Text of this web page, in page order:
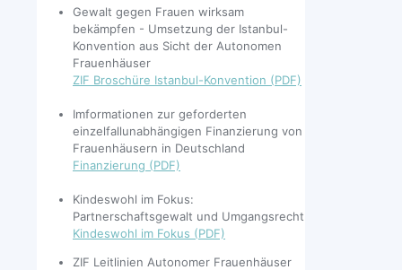
Gewalt gegen Frauen wirksam
bekämpfen - Umsetzung der Istanbul-
Konvention aus Sicht der Autonomen
Frauenhäuser
ZIF Broschüre Istanbul-Konvention (PDF)
Imformationen zur geforderten
einzelfallunabhängigen Finanzierung von
Frauenhäusern in Deutschland
Finanzierung (PDF)
Kindeswohl im Fokus:
Partnerschaftsgewalt und Umgangsrecht
Kindeswohl im Fokus (PDF)
ZIF Leitlinien Autonomer Frauenhäuser